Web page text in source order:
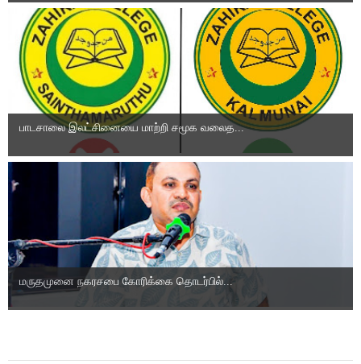
பாடசாலை இலட்சினையை மாற்றி சமூக வலைத...
மருதமுனை நகரசபை கோரிக்கை தொடர்பில்...